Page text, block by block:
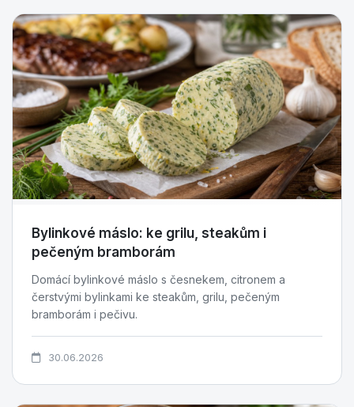
Bylinkové máslo: ke grilu, steakům i
pečeným bramborám
Domácí bylinkové máslo s česnekem, citronem a
čerstvými bylinkami ke steakům, grilu, pečeným
bramborám i pečivu.
30.06.2026